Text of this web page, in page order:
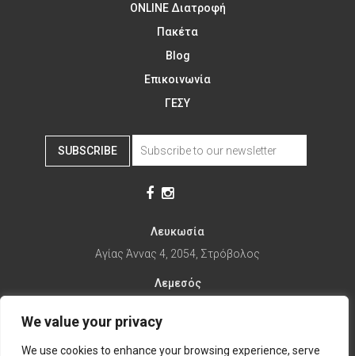
We value your privacy
We use cookies to enhance your browsing experience, serve
ONLINE Διατροφή
Πακέτα
Blog
Επικοινωνία
ΓΕΣΥ
SUBSCRIBE
Λευκωσία
Αγίας Άννας 4, 2054, Στρόβολος
Λεμεσός